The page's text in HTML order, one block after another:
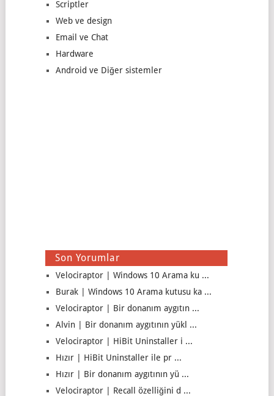
Scriptler
Web ve design
Email ve Chat
Hardware
Android ve Diğer sistemler
Son Yorumlar
Velociraptor | Windows 10 Arama ku ...
Burak | Windows 10 Arama kutusu ka ...
Velociraptor | Bir donanım aygıtın ...
Alvin | Bir donanım aygıtının yükl ...
Velociraptor | HiBit Uninstaller i ...
Hızır | HiBit Uninstaller ile pr ...
Hızır | Bir donanım aygıtının yü ...
Velociraptor | Recall özelliğini d ...